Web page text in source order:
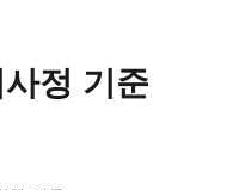
정 기준